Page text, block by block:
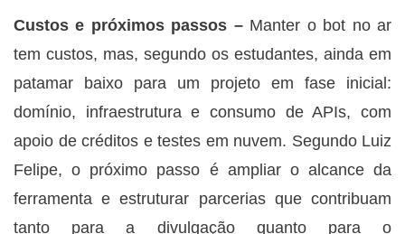
Custos e próximos passos – Manter o bot no ar
tem custos, mas, segundo os estudantes, ainda em
patamar baixo para um projeto em fase inicial:
domínio, infraestrutura e consumo de APIs, com
apoio de créditos e testes em nuvem. Segundo Luiz
Felipe, o próximo passo é ampliar o alcance da
ferramenta e estruturar parcerias que contribuam
tanto para a divulgação quanto para o